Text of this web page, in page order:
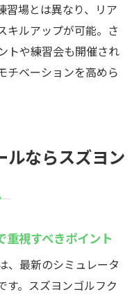
習場とは異なり、リア
キルアップが可能。さ
トや練習会も開催され
チベーションを高めら
ルならスズヨン
重視すべきポイント
、最新のシミュレータ
す。スズヨンゴルフク